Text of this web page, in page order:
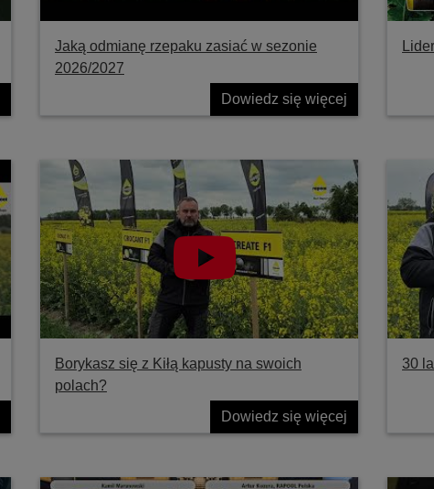
Jaką odmianę rzepaku zasiać w sezonie
2026/2027
Dowiedz się więcej
Borykasz się z Kiłą kapusty na swoich
polach?
Dowiedz się więcej
30